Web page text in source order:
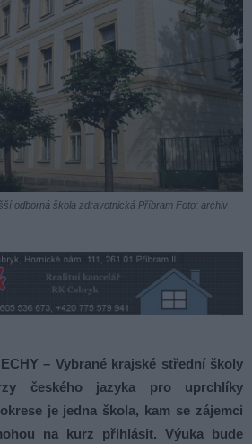
odborná škola zdravotnická Příbram Foto: archiv
– Vybrané krajské střední školy
českého jazyka pro uprchlíky
je jedna škola, kam se zájemci
na kurz přihlásit. Výuka bude